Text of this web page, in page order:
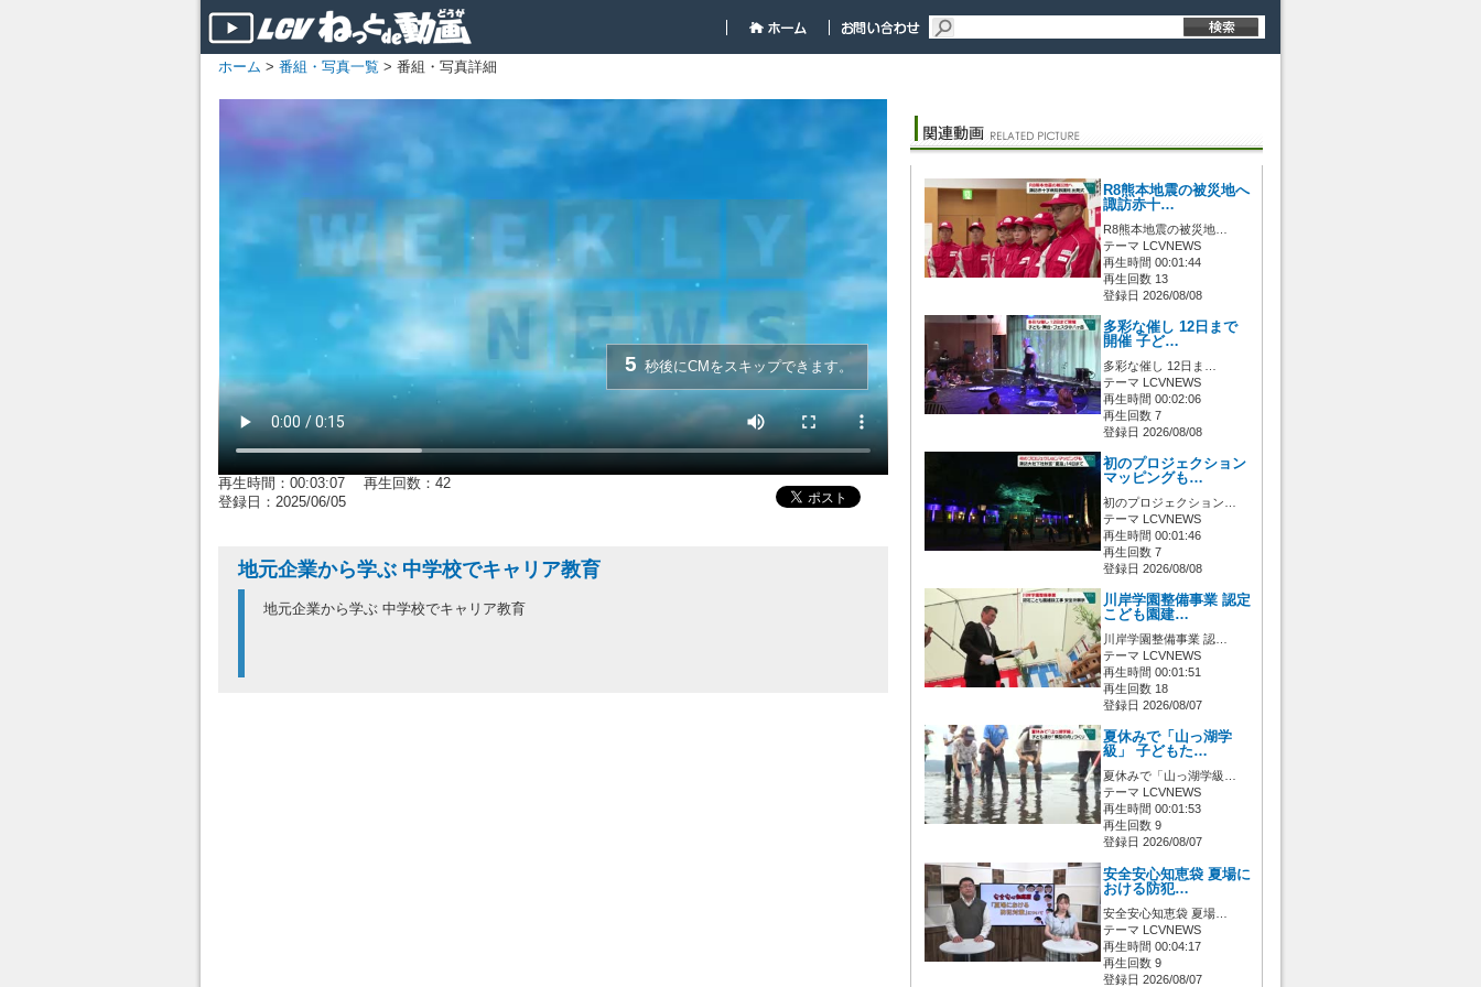
ホーム > 番組・写真一覧 > 番組・写真詳細
5 秒後にCMをスキップできます。
再生時間：00:03:07 再生回数：42
登録日：2025/06/05
地元企業から学ぶ 中学校でキャリア教育
地元企業から学ぶ 中学校でキャリア教育
R8熊本地震の被災地へ
諏訪赤十…
R8熊本地震の被災地…
テーマ LCVNEWS
再生時間 00:01:44
再生回数 13
登録日 2026/08/08
多彩な催し 12日まで
開催 子ど…
多彩な催し 12日ま…
テーマ LCVNEWS
再生時間 00:02:06
再生回数 7
登録日 2026/08/08
初のプロジェクション
マッピングも…
初のプロジェクション…
テーマ LCVNEWS
再生時間 00:01:46
再生回数 7
登録日 2026/08/08
川岸学園整備事業 認定
こども園建…
川岸学園整備事業 認…
テーマ LCVNEWS
再生時間 00:01:51
再生回数 18
登録日 2026/08/07
夏休みで「山っ湖学
級」 子どもた…
夏休みで「山っ湖学級…
テーマ LCVNEWS
再生時間 00:01:53
再生回数 9
登録日 2026/08/07
安全安心知恵袋 夏場に
おける防犯…
安全安心知恵袋 夏場…
テーマ LCVNEWS
再生時間 00:04:17
再生回数 9
登録日 2026/08/07